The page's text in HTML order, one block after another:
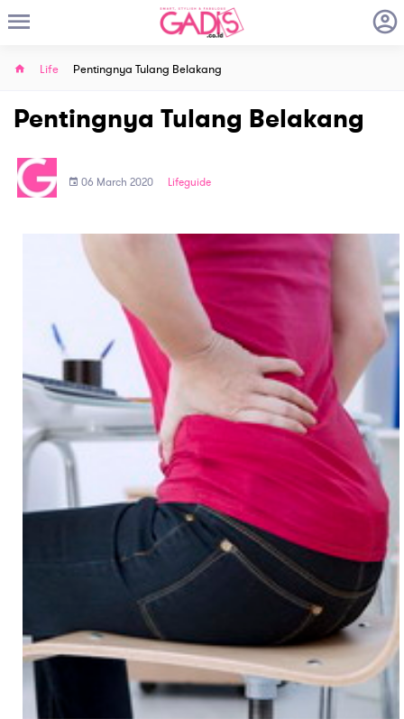
Life Pentingnya Tulang Belakang
Pentingnya Tulang Belakang
06 March 2020 Lifeguide